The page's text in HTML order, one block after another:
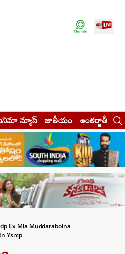
న్యూస్ జాతీయం అంతర్జాతీయం
Ex Mla Muddaraboina
Ysrcp